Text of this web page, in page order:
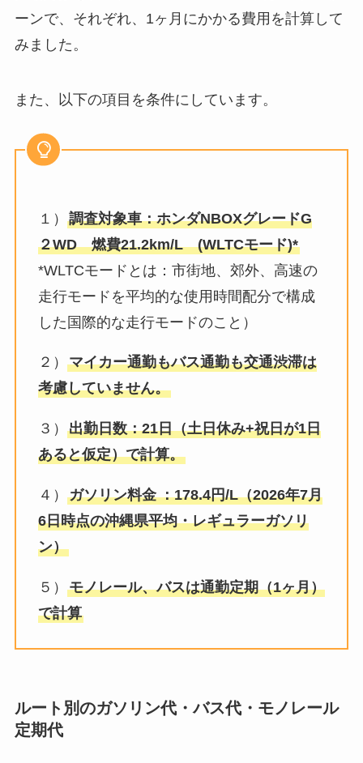
ーンで、それぞれ、1ヶ月にかかる費用を計算して
みました。
また、以下の項目を条件にしています。
１） 調査対象車：ホンダNBOXグレードG
２WD 燃費21.2km/L (WLTCモード)*
*WLTCモードとは：市街地、郊外、高速の
走行モードを平均的な使用時間配分で構成
した国際的な走行モードのこと）
２） マイカー通勤もバス通勤も交通渋滞は
考慮していません。
３） 出勤日数：21日（土日休み+祝日が1日
あると仮定）で計算。
４） ガソリン料金 ：178.4円/L（2026年7月
6日時点の沖縄県平均・レギュラーガソリ
ン）
５） モノレール、バスは通勤定期（1ヶ月）
で計算
ルート別のガソリン代・バス代・モノレール
定期代